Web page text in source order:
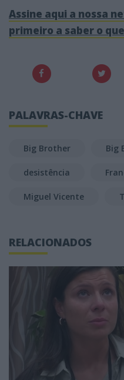
Assine aqui a nossa
primeiro a saber o
PALAVRAS-CHAVE
Big Brother Big
desistência
Miguel Vicente
RELACIONADOS